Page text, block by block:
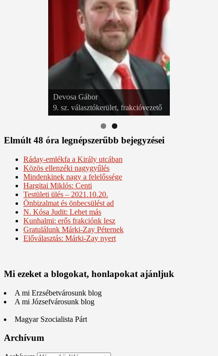
Devosa Gábor
9. sz. választókerület, frakcióvezető
Elmúlt 48 óra legnépszerűbb bejegyzései
Ráday-emlékfa a Király utcában
Közös ellenzéki nagygyűlés
Mindenkinek nagy a felelőssége
Hargitai Miklós: Centi
Testületi ülés – 2021.10.20.
Önbizalmat és önbecsülést ad
N. Kósa Judit: Lehet más
Kunhalmi: erős frakciónk lesz
Gratulálunk Márki-Zay Péternek
Előválasztás: Márki-Zay nyert
Mi ezeket a blogokat, honlapokat ajánljuk
A mi Erzsébetvárosunk blog
A mi Józsefvárosunk blog
Magyar Szocialista Párt
Archívum